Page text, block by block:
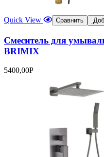
Quick View Сравнить
Смеситель для
BRIMIX
5400,00Р